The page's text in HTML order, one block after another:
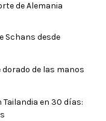
de Alemania
Schans desde
de las manos
Tailandia en 30 días: